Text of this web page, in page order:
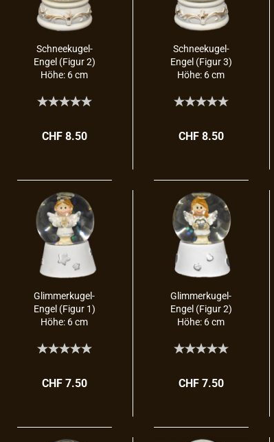
Schneekugel-​​
Engel (Figur 2)
Höhe: 6 cm
CHF 8.50
Schneekugel-​​
Engel (Figur 3)
Höhe: 6 cm
CHF 8.50
Glimmerkugel-​​
Engel (Figur 1)
Höhe: 6 cm
CHF 7.50
Glimmerkugel-​​
Engel (Figur 2)
Höhe: 6 cm
CHF 7.50